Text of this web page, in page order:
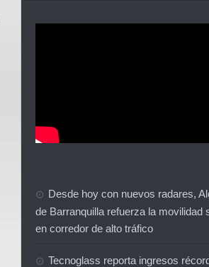
Desde hoy con nuevos radares,
de Barranquilla refuerza la movilidad
en corredor de alto tráfico
Tecnoglass reporta ingresos